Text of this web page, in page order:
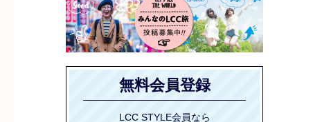
無料会員登録
LCC STYLE会員なら